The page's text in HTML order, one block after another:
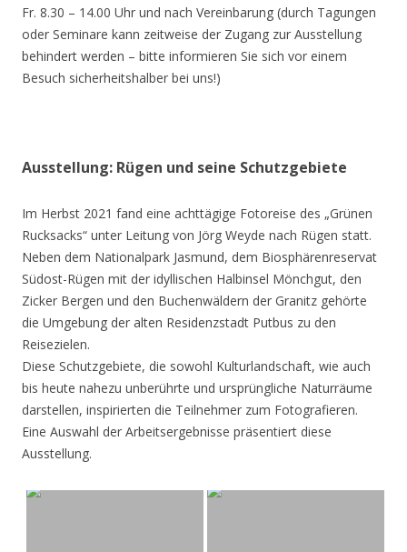
Fr. 8.30 – 14.00 Uhr und nach Vereinbarung (durch Tagungen
oder Seminare kann zeitweise der Zugang zur Ausstellung
behindert werden – bitte informieren Sie sich vor einem
Besuch sicherheitshalber bei uns!)
Ausstellung: Rügen und seine Schutzgebiete
Im Herbst 2021 fand eine achttägige Fotoreise des „Grünen
Rucksacks“ unter Leitung von Jörg Weyde nach Rügen statt.
Neben dem Nationalpark Jasmund, dem Biosphärenreservat
Südost-Rügen mit der idyllischen Halbinsel Mönchgut, den
Zicker Bergen und den Buchenwäldern der Granitz gehörte
die Umgebung der alten Residenzstadt Putbus zu den
Reisezielen.
Diese Schutzgebiete, die sowohl Kulturlandschaft, wie auch
bis heute nahezu unberührte und ursprüngliche Naturräume
darstellen, inspirierten die Teilnehmer zum Fotografieren.
Eine Auswahl der Arbeitsergebnisse präsentiert diese
Ausstellung.